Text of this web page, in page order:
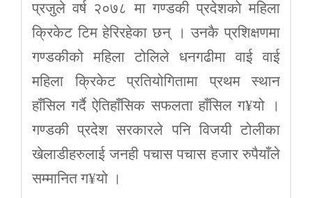
प्रजुले वर्ष २०७८ मा गण्डकी प्रदेशको महिला
क्रिकेट टिम हेरिरहेका छन् । उनकै प्रशिक्षणमा
गण्डकीको महिला टोलिले धनगढीमा वाई वाई
महिला क्रिकेट प्रतियोगितामा प्रथम स्थान
हाँसिल गर्दै ऐतिहाँसिक सफलता हाँसिल ग¥यो ।
गण्डकी प्रदेश सरकारले पनि विजयी टोलीका
खेलाडीहरुलाई जनही पचास पचास हजार रुपैयाँले
सम्मानित ग¥यो ।